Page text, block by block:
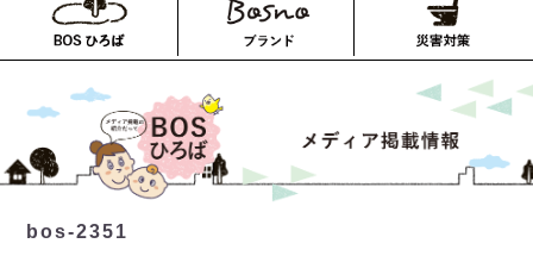
bos-2351